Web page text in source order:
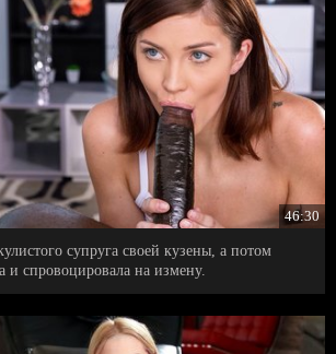
46:30
супруга своей кузены, а потом
и спровоцировала на измену.